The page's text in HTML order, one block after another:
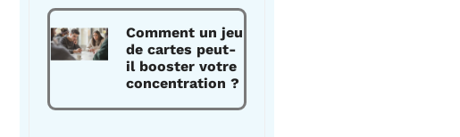
Comment un jeu
de cartes peut-
il booster votre
concentration ?